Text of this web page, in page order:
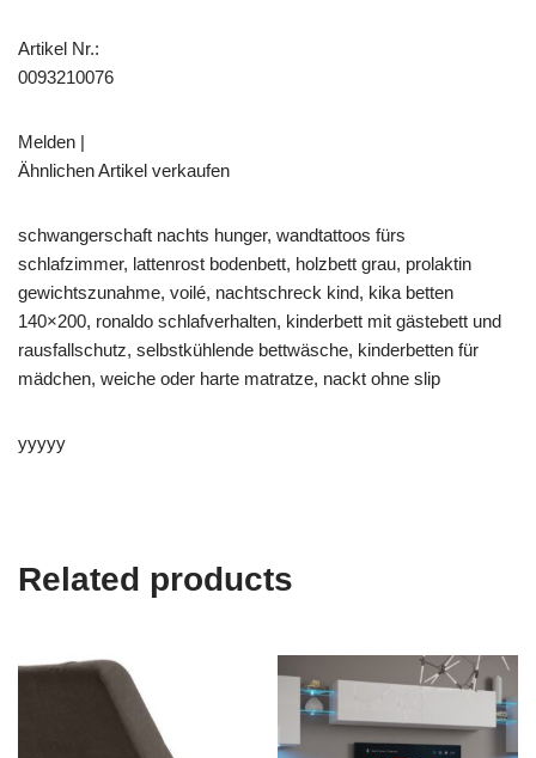
Artikel Nr.:
0093210076
Melden |
Ähnlichen Artikel verkaufen
schwangerschaft nachts hunger, wandtattoos fürs
schlafzimmer, lattenrost bodenbett, holzbett grau, prolaktin
gewichtszunahme, voilé, nachtschreck kind, kika betten
140×200, ronaldo schlafverhalten, kinderbett mit gästebett und
rausfallschutz, selbstkühlende bettwäsche, kinderbetten für
mädchen, weiche oder harte matratze, nackt ohne slip
yyyyy
Related products